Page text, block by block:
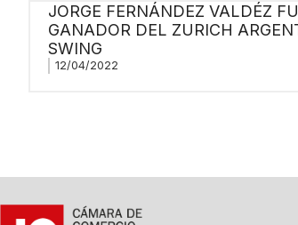
JORGE FERNÁNDEZ VALDÉZ
GANADOR DEL ZURICH
SWING
12/04/2022